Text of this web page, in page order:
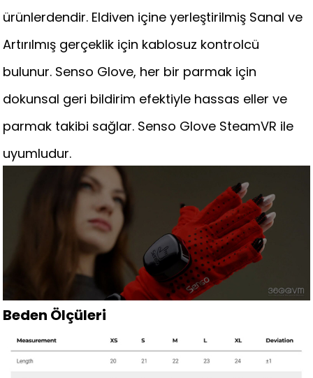
ürünlerdendir. Eldiven içine yerleştirilmiş Sanal ve
Artırılmış gerçeklik için kablosuz kontrolcü
bulunur. Senso Glove, her bir parmak için
dokunsal geri bildirim efektiyle hassas eller ve
parmak takibi sağlar. Senso Glove SteamVR ile
uyumludur.
Beden Ölçüleri